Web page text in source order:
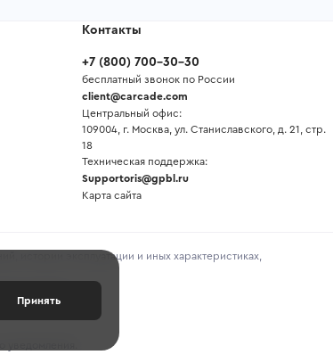
Контакты
+7 (800) 700-30-30
бесплатный звонок по России
client@carcade.com
Центральный офис:
109004, г. Москва, ул. Станиславского, д. 21, стр.
18
Техническая поддержка:
Supportoris@gpbl.ru
Карта сайта
истории эксплуатации и иных характеристиках,
продавцом.
уведомления.
Принять